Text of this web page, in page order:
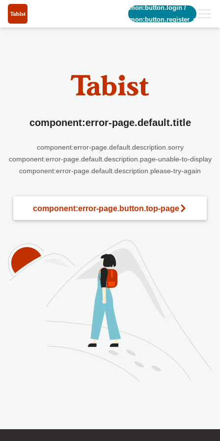
common:button.login/
common:button.register_short
component:error-page.default.title
component:error-page.default.description.sorry
component:error-page.default.description.page-unable-to-display
component:error-page.default.description.please-try-again
component:error-page.button.top-page